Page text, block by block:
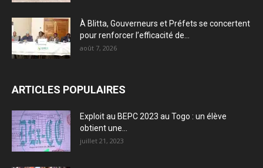
À Blitta, Gouverneurs et Préfets se concertent
pour renforcer l’efficacité de...
août 7, 2026
ARTICLES POPULAIRES
Exploit au BEPC 2023 au Togo : un élève
obtient une...
juillet 21, 2023